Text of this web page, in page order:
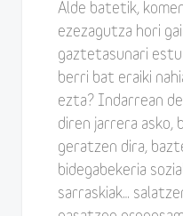
Alde batetik,
ezezagutza hori
gaztetasunari
berri bat eraiki
ezta? Indarrean
diren jarrera asko,
geratzen dira,
bidegabekeria
sarraskiak…